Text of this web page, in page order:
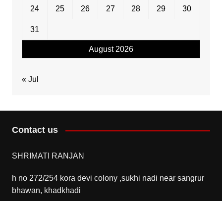
August 2026
24 25 26 27 28 29 30
31
« Jul
Contact us
SHRIMATI RANJAN
h no 272/254 kora devi colony ,sukhi nadi near sangrur
bhawan, khadkhadi